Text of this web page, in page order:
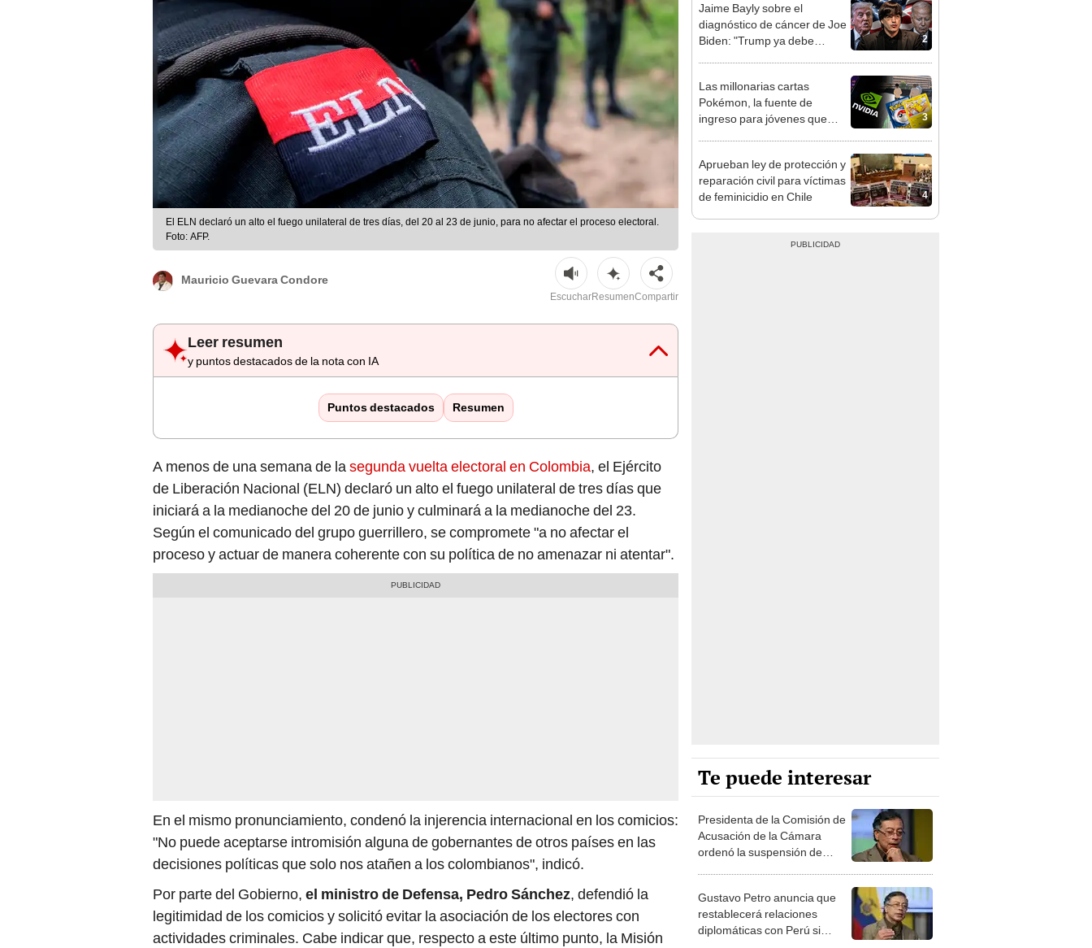
El ELN declaró un alto el fuego unilateral de tres días, del 20 al 23 de junio, para no afectar el proceso electoral.
Foto: AFP.
Mauricio Guevara Condore
EscucharResumenCompartir
Leer resumen
y puntos destacados de la nota con IA
Puntos destacados Resumen
A menos de una semana de lasegunda vuelta electoral en Colombia, el Ejército
de Liberación Nacional (ELN) declaró un alto el fuego unilateral de tres días que
iniciará a la medianoche del 20 de junio y culminará a la medianoche del 23.
Según el comunicado del grupo guerrillero, se compromete "a no afectar el
proceso y actuar de manera coherente con su política de no amenazar ni atentar".
En el mismo pronunciamiento, condenó la injerencia internacional en los comicios:
"No puede aceptarse intromisión alguna de gobernantes de otros países en las
decisiones políticas que solo nos atañen a los colombianos", indicó.
Por parte del Gobierno, el ministro de Defensa, Pedro Sánchez, defendió la
legitimidad de los comicios y solicitó evitar la asociación de los electores con
actividades criminales. Cabe indicar que, respecto a este último punto, la Misión
2
Jaime Bayly sobre el
diagnóstico de cáncer de Joe
Biden: "Trump ya debe
3
Las millonarias cartas
Pokémon, la fuente de
ingreso para jóvenes que
4
Aprueban ley de protección y
reparación civil para víctimas
de feminicidio en Chile
Te puede interesar
Presidenta de la Comisión de
Acusación de la Cámara
ordenó la suspensión de
Gustavo Petro anuncia que
restablecerá relaciones
diplomáticas con Perú si